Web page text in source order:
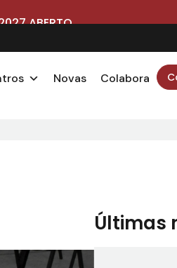
Novas Colabora
Últimas